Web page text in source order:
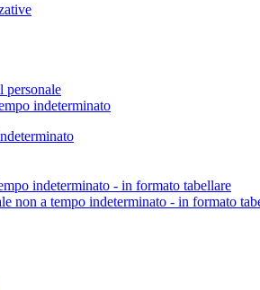
personale
indeterminato
indeterminato - in formato tabellare
non a tempo indeterminato - in formato